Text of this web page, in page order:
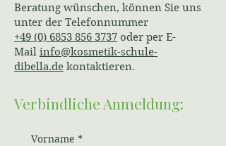
Beratung wünschen, können Sie uns
unter der Telefonnummer
+49 (0) 6853 856 3737 oder per E-
Mail info@kosmetik-schule-
dibella.de kontaktieren.
Verbindliche Anmeldung:
Vorname *